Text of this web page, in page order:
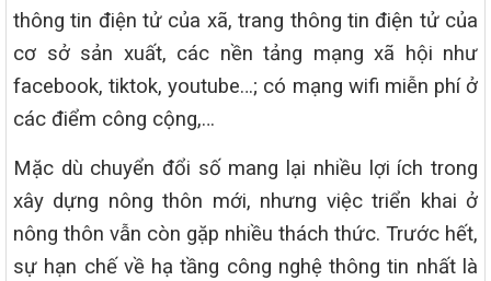
thông tin điện tử của xã, trang thông tin điện tử của
cơ sở sản xuất, các nền tảng mạng xã hội như
facebook, tiktok, youtube…; có mạng wifi miễn phí ở
các điểm công cộng,…
Mặc dù chuyển đổi số mang lại nhiều lợi ích trong
xây dựng nông thôn mới, nhưng việc triển khai ở
nông thôn vẫn còn gặp nhiều thách thức. Trước hết,
sự hạn chế về hạ tầng công nghệ thông tin nhất là